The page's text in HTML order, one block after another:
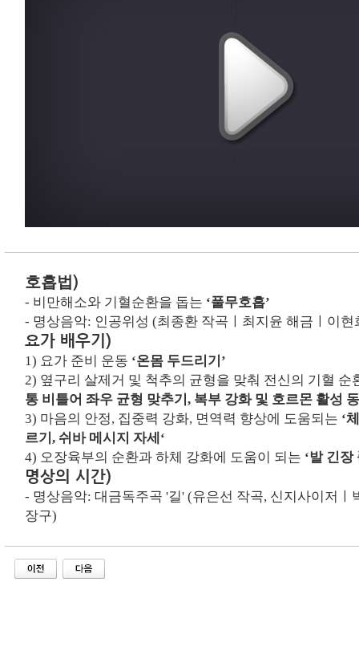
호흡법 )
- 비만해소와 기혈순환을 돕는 ‘풀무호흡’
- 명상음악: 인공위성 (최종환 작곡ㅣ최지윤 해금ㅣ이현
요가 배우기 )
1) 요가 준비 운동 ‘온몸 두드리기’
2) 옆구리 살제거 및 척추의 균형을 맞춰 전신의 기혈
통 비틀어 좌우 균형 맞추기, 복부 강화 및 호르몬 활성
3) 마음의 안정, 집중력 강화, 면역력 향상에 도움되는 ‘
르기, 쉬바 메시지 자세 ‘
4) 오장육부의 순환과 하체 강화에 도움이 되는 ‘발 긴
명상의 시간)
- 명상음악:대금독주곡 '길' (유은선 작곡, 신지사이저ㅣ
장구)